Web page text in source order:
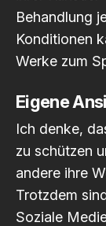
Behandlung
Konditionen
Werke zum
Eigene
Ich denke,
zu schützen
andere ihre
Trotzdem
Soziale